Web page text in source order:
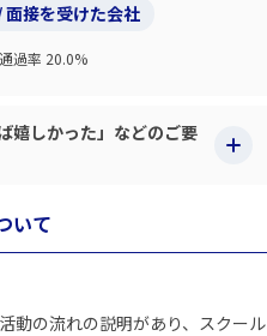
接を受けた会社
通過率 20.0%
嬉しかった」などのご要
いて
動の流れの説明があり、スクール